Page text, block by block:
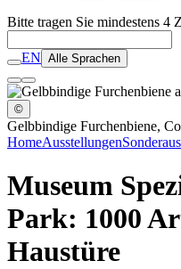
Bitte tragen Sie mindestens 4
EN Alle Sprachen
©
Gelbbindige Furchenbiene,
HomeAusstellungen
Museum
Park: 1000
Haustüre